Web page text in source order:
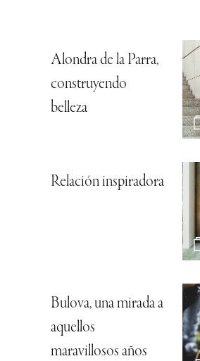
Alondra de la Parra,
construyendo
belleza
Relación inspiradora
Bulova, una mirada a
aquellos
maravillosos años